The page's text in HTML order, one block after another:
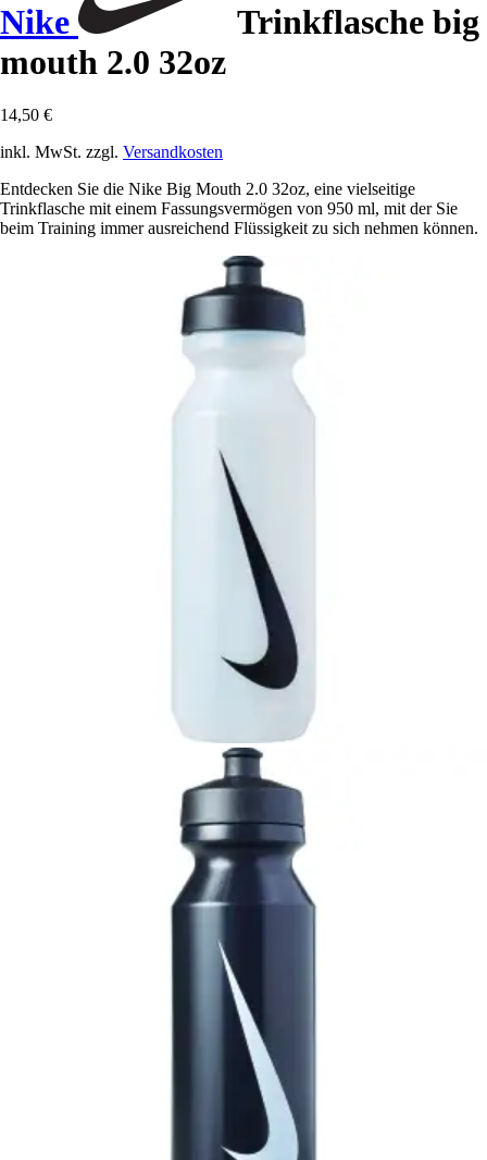
Nike
Trinkflasche big
mouth 2.0 32oz
14,50 €
inkl. MwSt. zzgl. Versandkosten
Entdecken Sie die Nike Big Mouth 2.0 32oz, eine vielseitige
Trinkflasche mit einem Fassungsvermögen von 950 ml, mit der Sie
beim Training immer ausreichend Flüssigkeit zu sich nehmen können.